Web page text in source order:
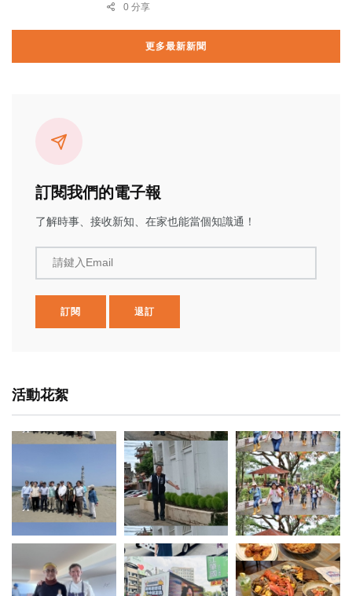
0 分享
更多最新新聞
訂閱我們的電子報
了解時事、接收新知、在家也能當個知識通！
請鍵入Email
訂閱 退訂
活動花絮